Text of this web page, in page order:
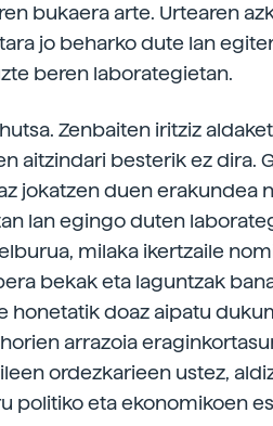
bukaera arte. Urtearen
jo beharko dute lan
beren laborategietan.
Zenbaiten iritziz
aitzindari besterik ez dira.
jokatzen duen erakundea
lan egingo duten
milaka ikertzaile
bekak eta laguntzak
honetatik doaz aipatu
arrazoia
ordezkarieen ustez,
politiko eta ekonomikoen